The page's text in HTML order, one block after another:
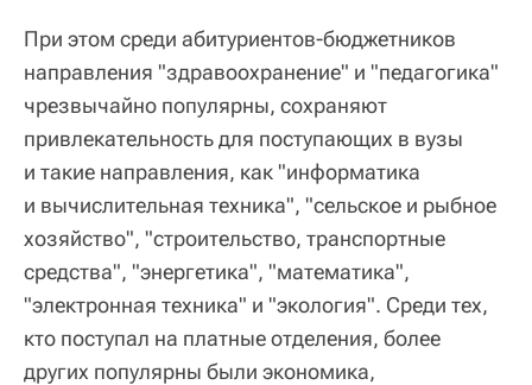
При этом среди абитуриентов-бюджетников
направления "здравоохранение" и "педагогика"
чрезвычайно популярны, сохраняют
привлекательность для поступающих в вузы
и такие направления, как "информатика
и вычислительная техника", "сельское и рыбное
хозяйство", "строительство, транспортные
средства", "энергетика", "математика",
"электронная техника" и "экология". Среди тех,
кто поступал на платные отделения, более
других популярны были экономика,